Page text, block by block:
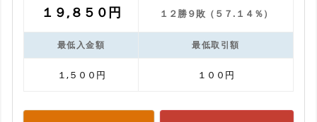
１９,８５０円 １２勝９敗（５７.１４％）
最低入金額 最低取引額
１,５００円 １００円